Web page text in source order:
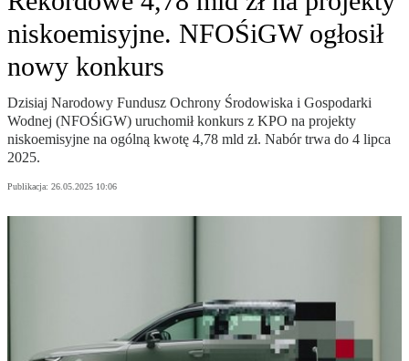
niskoemisyjne. NFOŚiGW ogłosił
nowy konkurs
Dzisiaj Narodowy Fundusz Ochrony Środowiska i Gospodarki
Wodnej (NFOŚiGW) uruchomił konkurs z KPO na projekty
niskoemisyjne na ogólną kwotę 4,78 mld zł. Nabór trwa do 4 lipca
2025.
Publikacja: 26.05.2025 10:06